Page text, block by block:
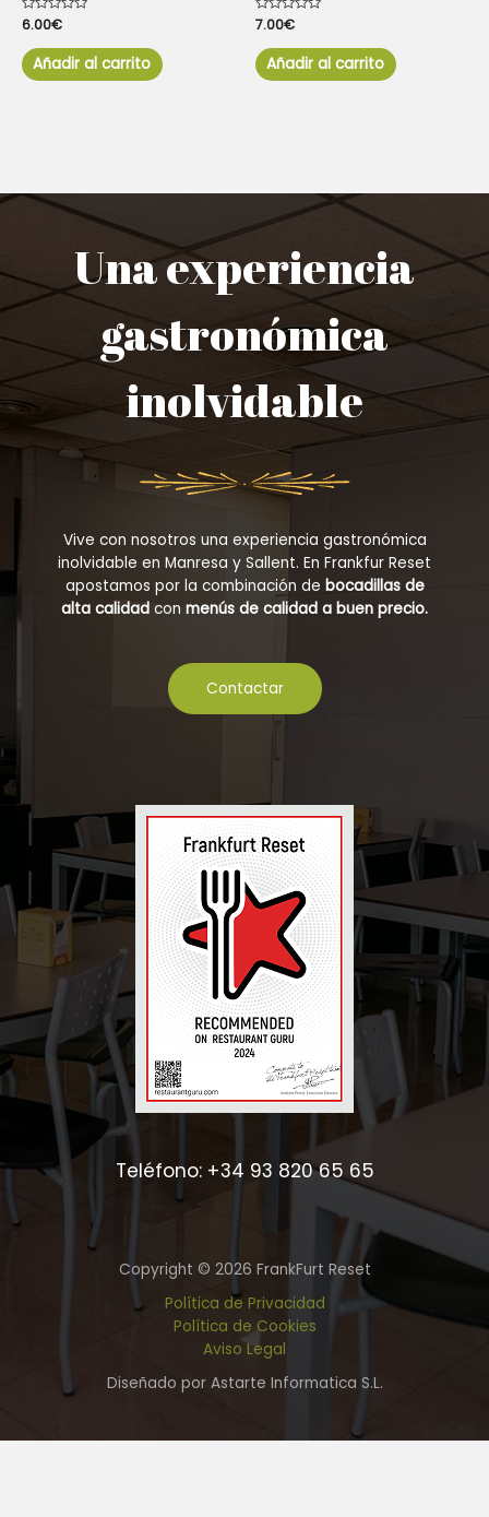
Valorado
con
de
5
6.00€
Añadir al carrito
Valorado
con
de
5
7.00€
Añadir al carrito
Una experiencia
gastronómica
inolvidable
Vive con nosotros una experiencia gastronómica
inolvidable en Manresa y Sallent. En Frankfur Reset
apostamos por la combinación de bocadillas de
alta calidad con menús de calidad a buen precio.
Contactar
Teléfono: +34 93 820 65 65
Copyright © 2026 FrankFurt Reset
Política de Privacidad
Política de Cookies
Aviso Legal
Diseñado por Astarte Informatica S.L.